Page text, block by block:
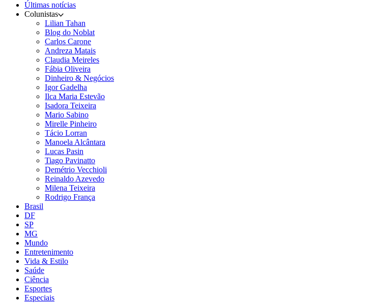
Últimas notícias
Colunistas
Lilian Tahan
Blog do Noblat
Carlos Carone
Andreza Matais
Claudia Meireles
Fábia Oliveira
Dinheiro & Negócios
Igor Gadelha
Ilca Maria Estevão
Isadora Teixeira
Mario Sabino
Mirelle Pinheiro
Tácio Lorran
Manoela Alcântara
Lucas Pasin
Tiago Pavinatto
Demétrio Vecchioli
Reinaldo Azevedo
Milena Teixeira
Rodrigo França
Brasil
DF
SP
MG
Mundo
Entretenimento
Vida & Estilo
Saúde
Ciência
Esportes
Especiais